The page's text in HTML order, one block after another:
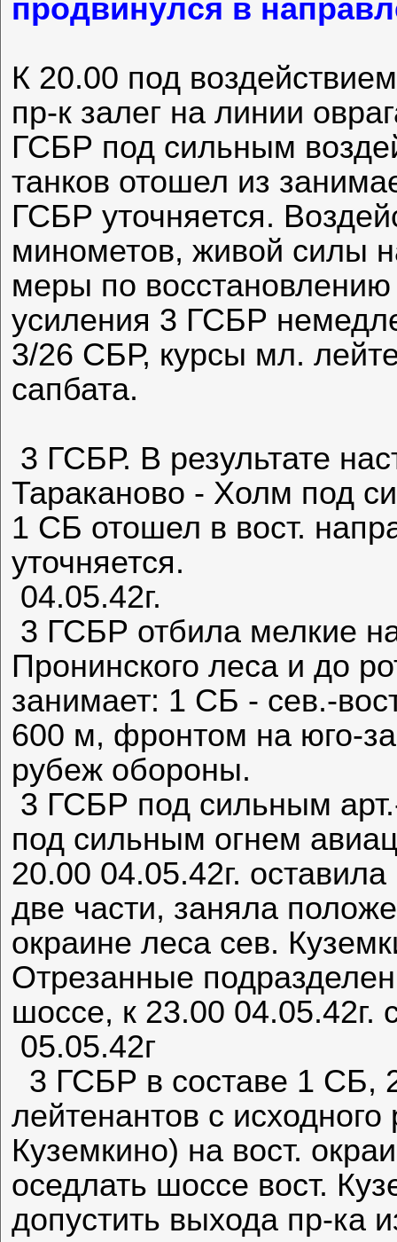
продвинулся в
К 20.00 под
пр-к залег на линии
ГСБР под сильным
танков отошел из
ГСБР уточняется.
минометов, живой силы
меры по
усиления 3 ГСБР
3/26 СБР, курсы мл.
сапбата.
3 ГСБР. В результате
Тараканово - Холм под
1 СБ отошел в вост.
уточняется.
04.05.42г.
3 ГСБР отбила мелкие
Пронинского леса и до
занимает: 1 СБ - сев.-
600 м, фронтом на юго-
рубеж обороны.
3 ГСБР под сильным
под сильным огнем
20.00 04.05.42г.
две части, заняла
окраине леса сев.
Отрезанные
шоссе, к 23.00 04.05.42г.
05.05.42г
3 ГСБР в составе 1 СБ,
лейтенантов с
Куземкино) на вост.
оседлать шоссе вост.
допустить выхода пр-ка